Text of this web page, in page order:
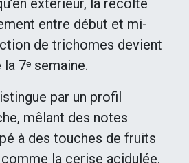
extérieur, la récolte
entre début et mi-
de trichomes devient
7ᵉ semaine.
par un profil
mêlant des notes
à des touches de fruits
la cerise acidulée.